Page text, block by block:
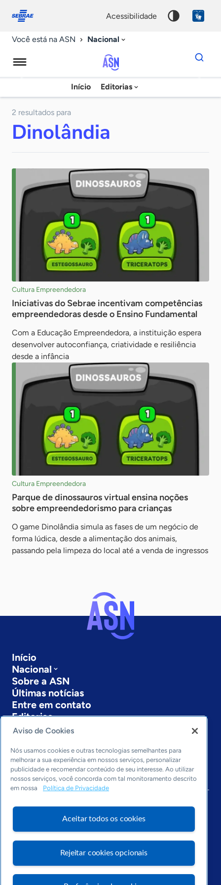
conosco
acessibilidade
Você está na ASN Nacional
Agência
Sebrae
Notícias
Início Editorias
Dados
para
chave
2 resultados para
Dinolândia
Cultura Empreendedora
Iniciativas do Sebrae incentivam competências
empreendedoras desde o Ensino Fundamental
Com a Educação Empreendedora, a instituição espera
desenvolver autoconfiança, criatividade e resiliência
desde a infância
Cultura Empreendedora
Parque de dinossauros virtual ensina noções
sobre empreendedorismo para crianças
O game Dinolândia simula as fases de um negócio de
forma lúdica, desde a alimentação dos animais,
passando pela limpeza do local até a venda de ingressos
Início
Nacional
Sobre a ASN
Últimas notícias
Entre em contato
Editorias
Economia & Política
Inovação & Tecnologia
Cultura empreendedora
Dados
Arquivo
Aviso de Cookies
Nós usamos cookies e outras tecnologias semelhantes para
melhorar a sua experiência em nossos serviços, personalizar
publicidade e recomendar conteúdo de seu interesse. Ao utilizar
nossos serviços, você concorda com tal monitoramento descrito
em nossa
Política de Privacidade
Aceitar todos os cookies
Rejeitar cookies opcionais